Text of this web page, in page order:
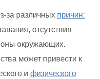
за различных причин:
отсутствия
окружающих.
может привести к
и физического